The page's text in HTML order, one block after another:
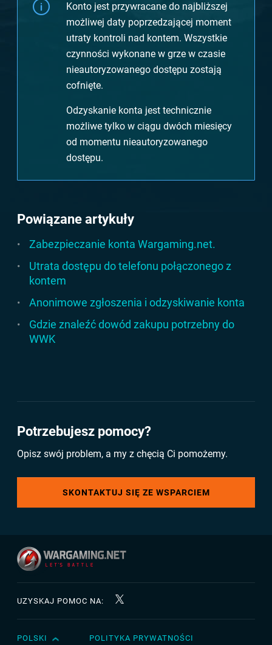
Konto jest przywracane do najbliższej
możliwej daty poprzedzającej moment
utraty kontroli nad kontem. Wszystkie
czynności wykonane w grze w czasie
nieautoryzowanego dostępu zostają
cofnięte.
Odzyskanie konta jest technicznie
możliwe tylko w ciągu dwóch miesięcy
od momentu nieautoryzowanego
dostępu.
Powiązane artykuły
Zabezpieczanie konta Wargaming.net.
Utrata dostępu do telefonu połączonego z
kontem
Anonimowe zgłoszenia i odzyskiwanie konta
Gdzie znaleźć dowód zakupu potrzebny do
WWK
Potrzebujesz pomocy?
Opisz swój problem, a my z chęcią Ci pomożemy.
SKONTAKTUJ SIĘ ZE WSPARCIEM
UZYSKAJ POMOC NA:
English
POLSKI POLITYKA PRYWATNOŚCI